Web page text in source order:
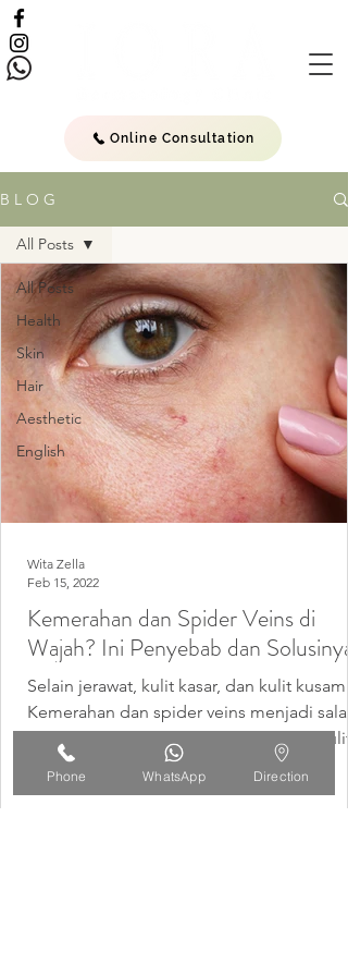
Online Consultation
B L O G
All Posts
Health
Skin
Hair
Aesthetic
English
All Posts
Kemerahan dan Spider Veins di
Wajah? Ini Penyebab dan Solusinya
Selain jerawat, kulit kasar, dan kulit kusam.
Kemerahan dan spider veins menjadi salah
satu jajaran paling atas dalam kondisi kulit
yang...
Wita Zella
Feb 15, 2022
Phone WhatsApp Direction